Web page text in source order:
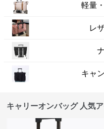
軽量
レ
キャ
キャリーオンバッグ 人気